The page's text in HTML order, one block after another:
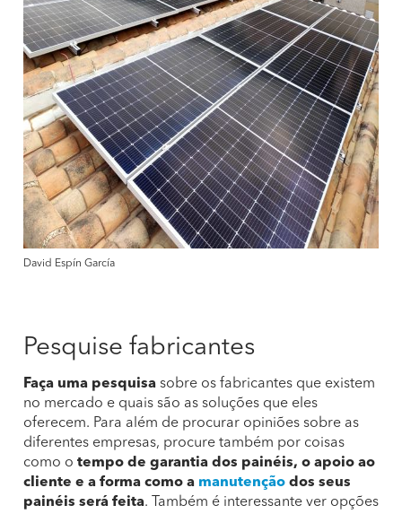
David Espín García
Pesquise fabricantes
Faça uma pesquisa sobre os fabricantes que existem
no mercado e quais são as soluções que eles
oferecem. Para além de procurar opiniões sobre as
diferentes empresas, procure também por coisas
como o tempo de garantia dos painéis, o apoio ao
cliente e a forma como a manutenção dos seus
painéis será feita. Também é interessante ver opções